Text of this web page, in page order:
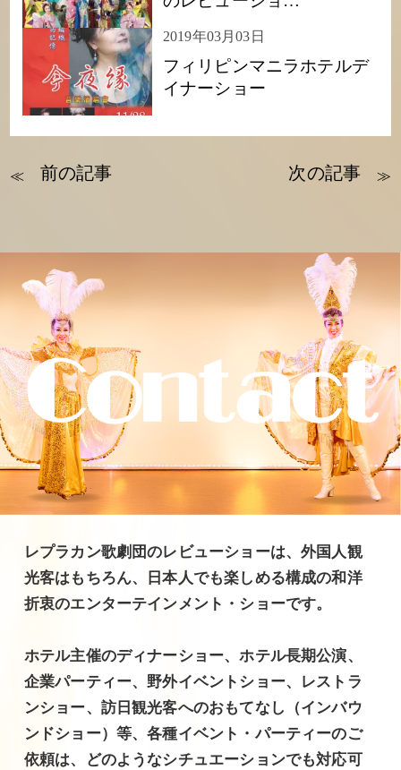
2019年03月03日
フィリピンマニラホテルデ
イナーショー
前の記事 次の記事
レプラカン歌劇団のレビューショーは、外国人観
光客はもちろん、日本人でも楽しめる構成の和洋
折衷のエンターテインメント・ショーです。
ホテル主催のディナーショー、ホテル長期公演、
企業パーティー、野外イベントショー、レストラ
ンショー、訪日観光客へのおもてなし（インバウ
ンドショー）等、各種イベント・パーティーのご
依頼は、どのようなシチュエーションでも対応可